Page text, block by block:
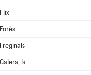
Flix
Forès
Freginals
Galera, la